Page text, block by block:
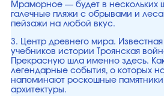
Мраморное — будет в нескольких
галечные пляжи с обрывами и
пейзажи на любой вкус.
3. Центр древнего мира.
учебников истории Троянская
Прекрасную шла именно здесь.
легендарные события, о которых
напоминают роскошные
архитектуры.